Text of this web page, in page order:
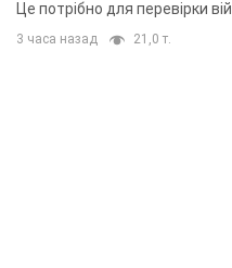
Це потрібно для перевірки
3 часа назад 21,0 т.